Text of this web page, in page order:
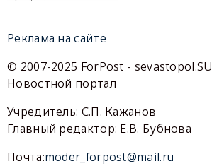
Реклама на сайте
© 2007-2025 ForPost - sevastopol.SU
Новостной портал
Учредитель: С.П. Кажанов
Главный редактор: Е.В. Бубнова
Почта:moder_forpost@mail.ru